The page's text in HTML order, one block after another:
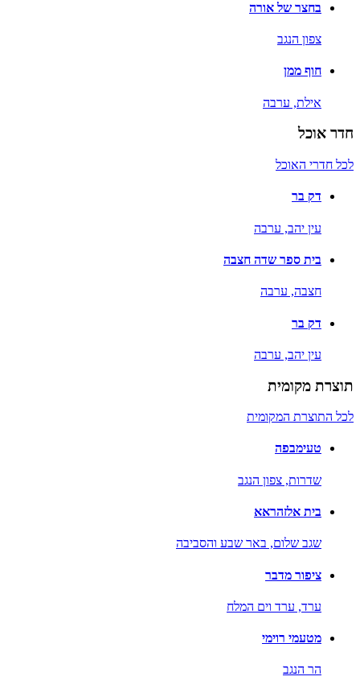
בחצר של אורה
צפון הנגב
חוף ממן
אילת, ערבה
חדר אוכל
לכל חדרי האוכל
דק בר
עין יהב, ערבה
בית ספר שדה חצבה
חצבה, ערבה
דק בר
עין יהב, ערבה
תוצרת מקומית
לכל התוצרת המקומית
טעימבפה
שדרות, צפון הנגב
בית אלזהראא
שגב שלום, באר שבע והסביבה
ציפור מדבר
ערד, ערד וים המלח
מטעמי רוימי
הר הנגב